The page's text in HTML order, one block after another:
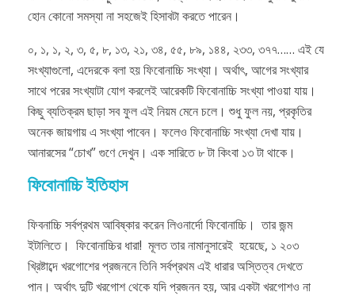
হোন কোনো সমস্যা না সহজেই হিসাবটা করতে পারেন।
০, ১, ১, ২, ৩, ৫, ৮, ১৩, ২১, ৩৪, ৫৫, ৮৯, ১৪৪, ২৩৩, ৩৭৭…… এই যে
সংখ্যাগুলো, এদেরকে বলা হয় ফিবোনাচ্চি সংখ্যা। অর্থাৎ, আগের সংখ্যার
সাথে পরের সংখ্যাটা যোগ করলেই আরেকটি ফিবোনাচ্চি সংখ্যা পাওয়া যায়।
কিছু ব্যতিক্রম ছাড়া সব ফুল এই নিয়ম মেনে চলে। শুধু ফুল নয়, প্রকৃতির
অনেক জায়গায় এ সংখ্যা পাবেন। ফলেও ফিবোনাচ্চি সংখ্যা দেখা যায়।
আনারসের “চোখ” গুণে দেখুন। এক সারিতে ৮ টা কিংবা ১৩ টা থাকে।
ফিবোনাচ্চি ইতিহাস
ফিবনাচ্চি সর্বপ্রথম আবিষ্কার করেন লিওনার্দো ফিবোনাচ্চি। তার জন্ম
ইটালিতে। ফিবোনাচ্চির ধারা! মূলত তার নামানুসারেই হয়েছে, ১ ২০৩
খ্রিষ্টাব্দে খরগোশের প্রজননে তিনি সর্বপ্রথম এই ধারার অস্তিত্ব দেখতে
পান। অর্থাৎ দুটি খরগোশ থেকে যদি প্রজনন হয়, আর একটা খরগোশও না